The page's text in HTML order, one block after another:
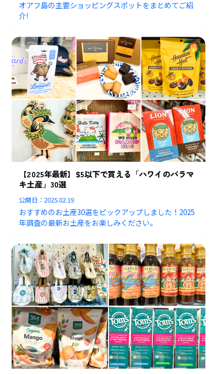
オアフ島の主要ショッピングスポットをまとめてご紹
介!
【2025年最新】$5以下で買える「ハワイのバラマ
キ土産」30選
公開日：2025.02.19
おすすめのお土産30選をピックアップしました！2025
年調査の最新お土産をお楽しみください。